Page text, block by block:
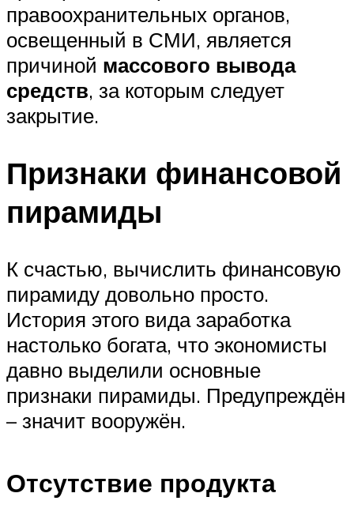
правоохранительных органов,
освещенный в СМИ, является
причиной массового вывода
средств, за которым следует
закрытие.
Признаки финансовой
пирамиды
К счастью, вычислить финансовую
пирамиду довольно просто.
История этого вида заработка
настолько богата, что экономисты
давно выделили основные
признаки пирамиды. Предупреждён
– значит вооружён.
Отсутствие продукта